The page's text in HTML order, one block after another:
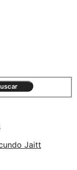
Jaitt